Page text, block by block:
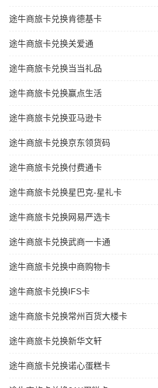
途牛商旅卡兑换肯德基卡
途牛商旅卡兑换关爱通
途牛商旅卡兑换当当礼品
途牛商旅卡兑换赢点生活
途牛商旅卡兑换亚马逊卡
途牛商旅卡兑换京东领货码
途牛商旅卡兑换付费通卡
途牛商旅卡兑换星巴克-星礼卡
途牛商旅卡兑换网易严选卡
途牛商旅卡兑换武商一卡通
途牛商旅卡兑换中商购物卡
途牛商旅卡兑换IFS卡
途牛商旅卡兑换常州百货大楼卡
途牛商旅卡兑换新华文轩
途牛商旅卡兑换诺心蛋糕卡